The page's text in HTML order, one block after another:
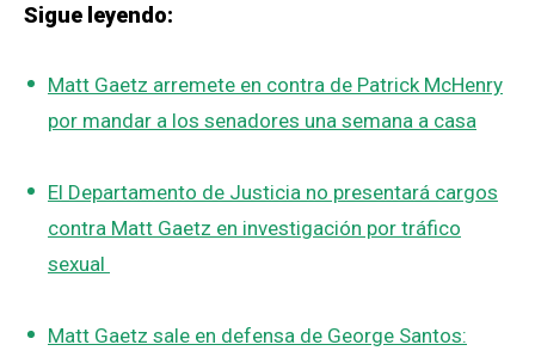
Sigue leyendo:
Matt Gaetz arremete en contra de Patrick McHenry
por mandar a los senadores una semana a casa
El Departamento de Justicia no presentará cargos
contra Matt Gaetz en investigación por tráfico
sexual
Matt Gaetz sale en defensa de George Santos: